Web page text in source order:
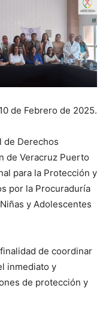
de Febrero de 2025.
de Derechos
de Veracruz Puerto
para la Protección y
por la Procuraduría
y Adolescentes
de coordinar
inmediato y
de protección y